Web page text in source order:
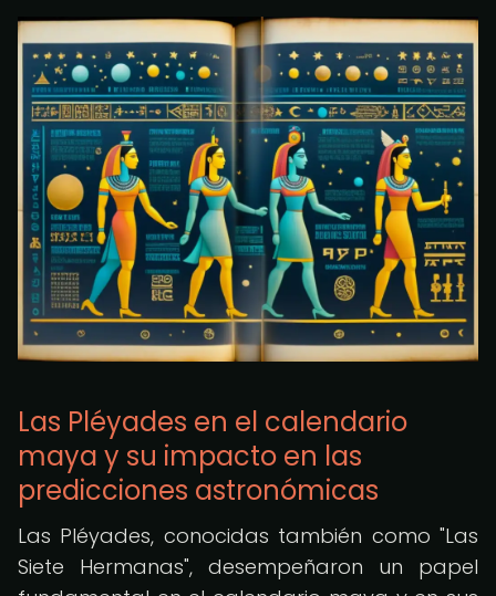
Las Pléyades en el calendario
maya y su impacto en las
predicciones astronómicas
Las Pléyades, conocidas también como "Las
Siete Hermanas", desempeñaron un papel